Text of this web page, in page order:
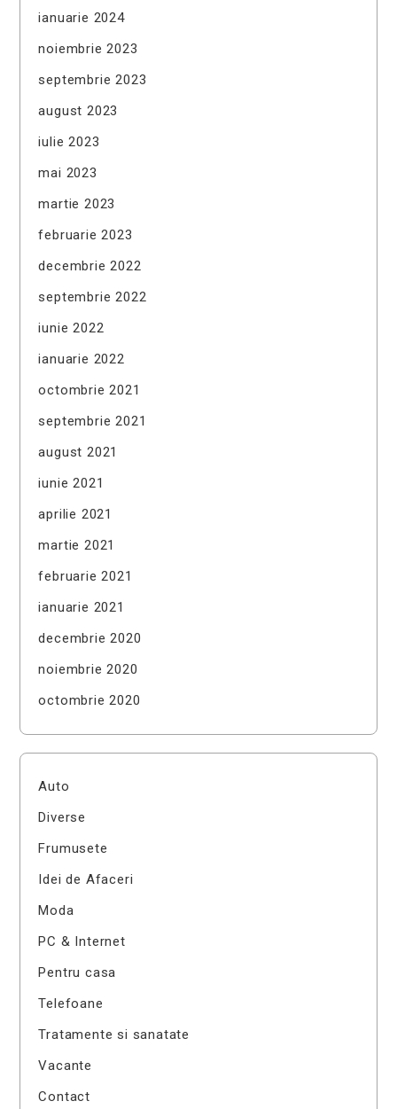
ianuarie 2024
noiembrie 2023
septembrie 2023
august 2023
iulie 2023
mai 2023
martie 2023
februarie 2023
decembrie 2022
septembrie 2022
iunie 2022
ianuarie 2022
octombrie 2021
septembrie 2021
august 2021
iunie 2021
aprilie 2021
martie 2021
februarie 2021
ianuarie 2021
decembrie 2020
noiembrie 2020
octombrie 2020
Auto
Diverse
Frumusete
Idei de Afaceri
Moda
PC & Internet
Pentru casa
Telefoane
Tratamente si sanatate
Vacante
Contact